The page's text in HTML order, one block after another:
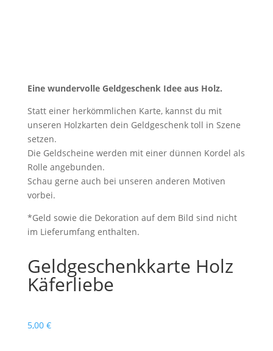
Eine wundervolle Geldgeschenk Idee aus Holz.
Statt einer herkömmlichen Karte, kannst du mit
unseren Holzkarten dein Geldgeschenk toll in Szene
setzen.
Die Geldscheine werden mit einer dünnen Kordel als
Rolle angebunden.
Schau gerne auch bei unseren anderen Motiven
vorbei.
*Geld sowie die Dekoration auf dem Bild sind nicht
im Lieferumfang enthalten.
Geldgeschenkkarte Holz
Käferliebe
5,00 €